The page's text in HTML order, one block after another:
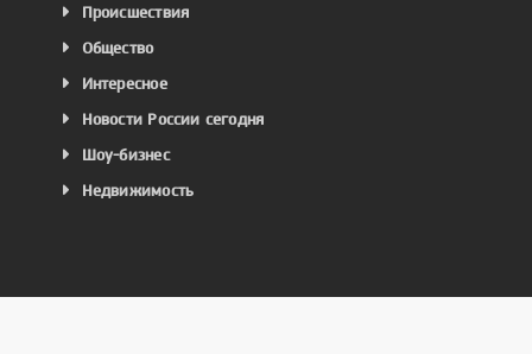
Происшествия
Общество
Интересное
Новости России сегодня
Шоу-бизнес
Недвижимость